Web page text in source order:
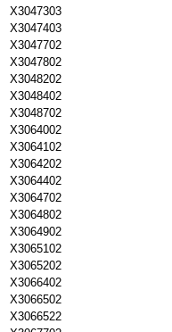
X3047303
X3047403
X3047702
X3047802
X3048202
X3048402
X3048702
X3064002
X3064102
X3064202
X3064402
X3064702
X3064802
X3064902
X3065102
X3065202
X3066402
X3066502
X3066522